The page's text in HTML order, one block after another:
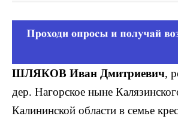
ШЛЯКОВ Иван Дмитриевич,
дер. Нагорское ныне
Калининской области в семье